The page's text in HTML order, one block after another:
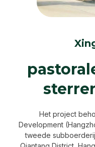
Het project
Development
tweede subboerderij